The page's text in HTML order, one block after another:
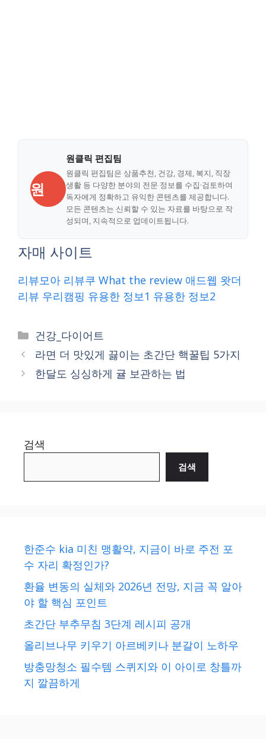
원
원클릭 편집팀
원클릭 편집팀은 상품추천, 건강, 경제, 복지, 직장
생활 등 다양한 분야의 전문 정보를 수집·검토하여
독자에게 정확하고 유익한 콘텐츠를 제공합니다.
모든 콘텐츠는 신뢰할 수 있는 자료를 바탕으로 작
성되며, 지속적으로 업데이트됩니다.
자매 사이트
리뷰모아 리뷰쿠 What the review 애드웹 왓더
리뷰 우리캠핑 유용한 정보1 유용한 정보2
Categories
건강_다이어트
라면 더 맛있게 끓이는 초간단 핵꿀팁 5가지
한달도 싱싱하게 귤 보관하는 법
검색
검색
한준수 kia 미친 맹활약, 지금이 바로 주전 포
수 자리 확정인가?
환율 변동의 실체와 2026년 전망, 지금 꼭 알아
야 할 핵심 포인트
초간단 부추무침 3단계 레시피 공개
올리브나무 키우기 아르베키나 분갈이 노하우
방충망청소 필수템 스퀴지와 이 아이로 창틀까
지 깔끔하게